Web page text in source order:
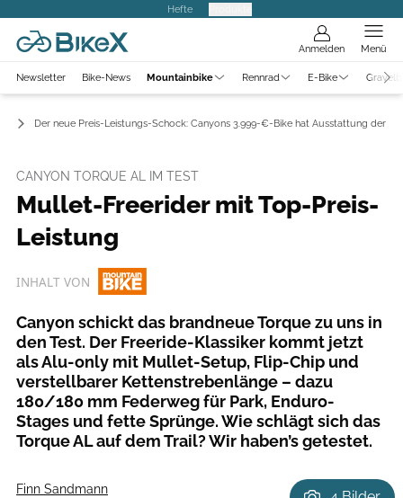
Hefte
Anmelden Menü
Newsletter Bike-News Mountainbike Rennrad E-Bike
Der neue Preis-Leistungs-Schock: Canyons 3.999-€-Bike hat Ausstattung der
CANYON TORQUE AL IM TEST
Mullet-Freerider mit Top-Preis-
Leistung
INHALT VON
Canyon schickt das brandneue Torque zu uns in
den Test. Der Freeride-Klassiker kommt jetzt
als Alu-only mit Mullet-Setup, Flip-Chip und
verstellbarer Kettenstrebenlänge – dazu
180/180 mm Federweg für Park, Enduro-
Stages und fette Sprünge. Wie schlägt sich das
Torque AL auf dem Trail? Wir haben’s getestet.
Finn Sandmann